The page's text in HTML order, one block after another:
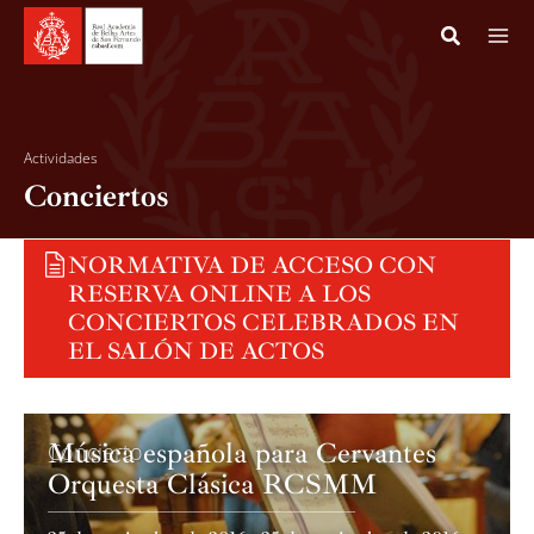
Actividades
Conciertos
NORMATIVA DE ACCESO CON
RESERVA ONLINE A LOS
CONCIERTOS CELEBRADOS EN
EL SALÓN DE ACTOS
Concierto
Música española para Cervantes
Orquesta Clásica RCSMM